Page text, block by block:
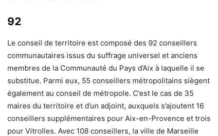
92
Le conseil de territoire est composé des 92 conseillers
communautaires issus du suffrage universel et anciens
membres de la Communauté du Pays d’Aix à laquelle il se
substitue. Parmi eux, 55 conseillers métropolitains siègent
également au conseil de métropole. C’est le cas de 35
maires du territoire et d’un adjoint, auxquels s’ajoutent 16
conseillers supplémentaires pour Aix-en-Provence et trois
pour Vitrolles. Avec 108 conseillers, la ville de Marseille